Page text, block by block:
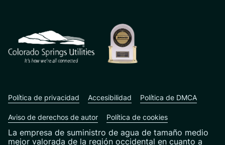
La empresa de suministro de agua de tamaño medio
mejor valorada de la región occidental en cuanto a
Política de privacidad Accesibilidad Política de DMCA
Aviso de derechos de autor Política de cookies